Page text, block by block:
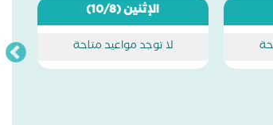
الإثنين(10/8)
لا توجد مواعيد متاحة